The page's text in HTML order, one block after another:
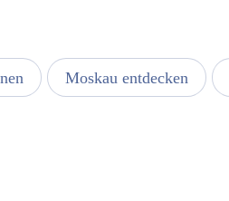
Moskau entdecken